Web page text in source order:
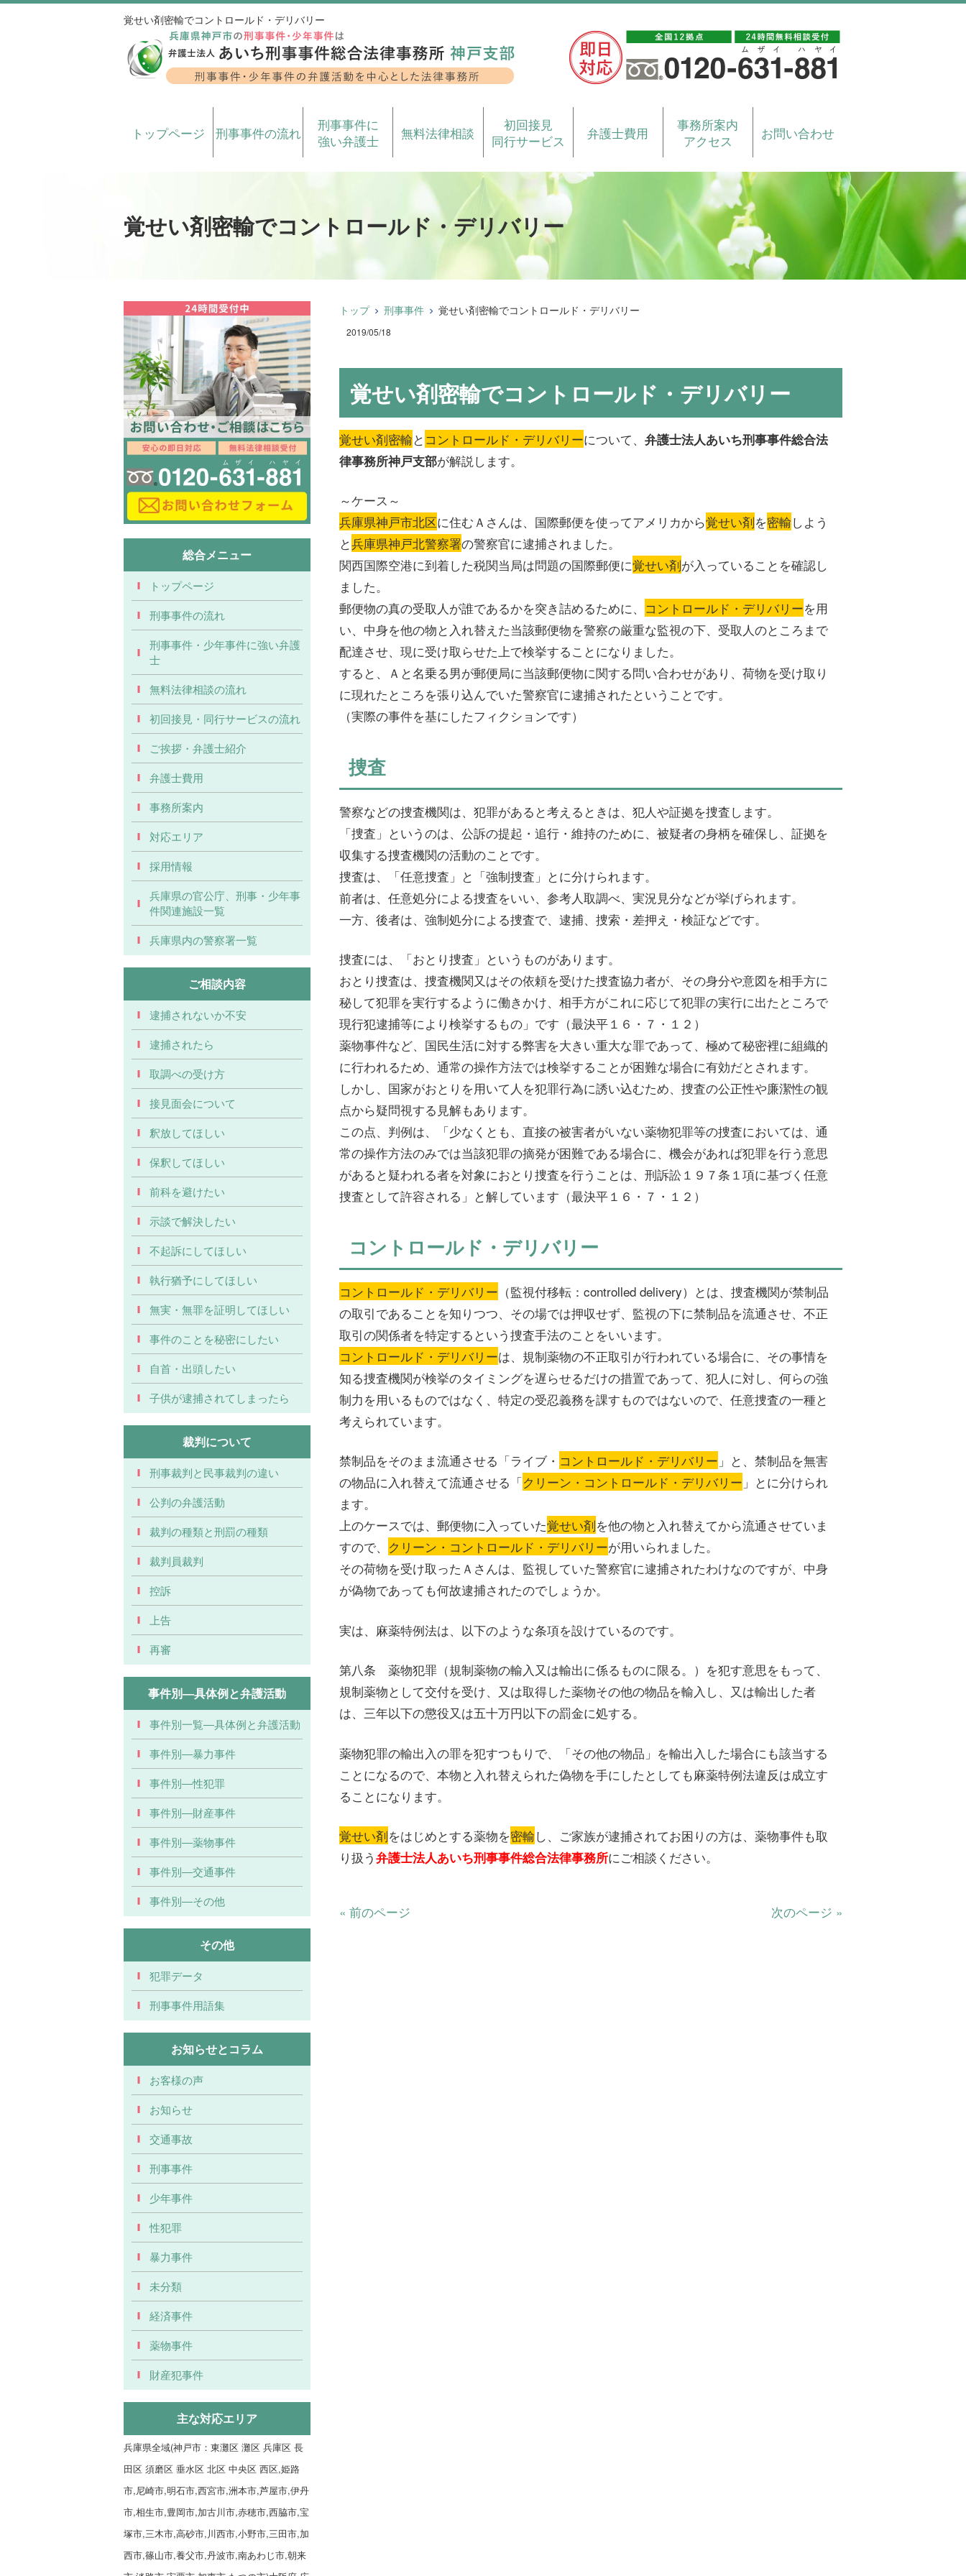
覚せい剤密輸でコントロールド・デリバリー
トップページ 刑事事件の流れ
刑事事件に
強い弁護士
無料法律相談
初回接見
同行サービス
弁護士費用
事務所案内
アクセス
お問い合わせ
覚せい剤密輸でコントロールド・デリバリー
トップ 刑事事件 覚せい剤密輸でコントロールド・デリバリー
2019/05/18
覚せい剤密輸でコントロールド・デリバリー
覚せい剤密輸と コントロールド・デリバリーについて、 弁護士法人あいち刑事事件総合法
律事務所神戸支部が解説します。
～ケース～
兵庫県神戸市北区に住むＡさんは、国際郵便を使ってアメリカから覚せい剤を密輸しよう
と兵庫県神戸北警察署の警察官に逮捕されました。
関西国際空港に到着した税関当局は問題の国際郵便に覚せい剤が入っていることを確認し
ました。
郵便物の真の受取人が誰であるかを突き詰めるために、 コントロールド・デリバリーを用
い、中身を他の物と入れ替えた当該郵便物を警察の厳重な監視の下、受取人のところまで
配達させ、現に受け取らせた上で検挙することになりました。
すると、Ａと名乗る男が郵便局に当該郵便物に関する問い合わせがあり、荷物を受け取り
に現れたところを張り込んでいた警察官に逮捕されたということです。
（実際の事件を基にしたフィクションです）
捜査
警察などの捜査機関は、犯罪があると考えるときは、犯人や証拠を捜査します。
「捜査」というのは、公訴の提起・追行・維持のために、被疑者の身柄を確保し、証拠を
収集する捜査機関の活動のことです。
捜査は、「任意捜査」と「強制捜査」とに分けられます。
前者は、任意処分による捜査をいい、参考人取調べ、実況見分などが挙げられます。
一方、後者は、強制処分による捜査で、逮捕、捜索・差押え・検証などです。
捜査には、「おとり捜査」というものがあります。
おとり捜査は、捜査機関又はその依頼を受けた捜査協力者が、その身分や意図を相手方に
秘して犯罪を実行するように働きかけ、相手方がこれに応じて犯罪の実行に出たところで
現行犯逮捕等により検挙するもの」です（最決平１６・７・１２）
薬物事件など、国民生活に対する弊害を大きい重大な罪であって、極めて秘密裡に組織的
に行われるため、通常の操作方法では検挙することが困難な場合に有効だとされます。
しかし、国家がおとりを用いて人を犯罪行為に誘い込むため、捜査の公正性や廉潔性の観
点から疑問視する見解もあります。
この点、判例は、「少なくとも、直接の被害者がいない薬物犯罪等の捜査においては、通
常の操作方法のみでは当該犯罪の摘発が困難である場合に、機会があれば犯罪を行う意思
があると疑われる者を対象におとり捜査を行うことは、刑訴訟１９７条１項に基づく任意
捜査として許容される」と解しています（最決平１６・７・１２）
コントロールド・デリバリー
コントロールド・デリバリー （監視付移転：controlled delivery）とは、捜査機関が禁制品
の取引であることを知りつつ、その場では押収せず、監視の下に禁制品を流通させ、不正
取引の関係者を特定するという捜査手法のことをいいます。
コントロールド・デリバリーは、規制薬物の不正取引が行われている場合に、その事情を
知る捜査機関が検挙のタイミングを遅らせるだけの措置であって、犯人に対し、何らの強
制力を用いるものではなく、特定の受忍義務を課すものではないので、任意捜査の一種と
考えられています。
禁制品をそのまま流通させる「ライブ・ コントロールド・デリバリー 」と、禁制品を無害
の物品に入れ替えて流通させる「クリーン・コントロールド・デリバリー 」とに分けられ
ます。
上のケースでは、郵便物に入っていた覚せい剤を他の物と入れ替えてから流通させていま
すので、 クリーン・コントロールド・デリバリーが用いられました。
その荷物を受け取ったＡさんは、監視していた警察官に逮捕されたわけなのですが、中身
が偽物であっても何故逮捕されたのでしょうか。
実は、麻薬特例法は、以下のような条項を設けているのです。
第八条 薬物犯罪（規制薬物の輸入又は輸出に係るものに限る。）を犯す意思をもって、
規制薬物として交付を受け、又は取得した薬物その他の物品を輸入し、又は輸出した者
は、三年以下の懲役又は五十万円以下の罰金に処する。
薬物犯罪の輸出入の罪を犯すつもりで、「その他の物品」を輸出入した場合にも該当する
ことになるので、本物と入れ替えられた偽物を手にしたとしても麻薬特例法違反は成立す
ることになります。
覚せい剤をはじめとする薬物を密輸し、ご家族が逮捕されてお困りの方は、薬物事件も取
り扱う弁護士法人あいち刑事事件総合法律事務所にご相談ください。
« 前のページ 次のページ »
総合メニュー
トップページ
刑事事件の流れ
刑事事件・少年事件に強い弁護
士
無料法律相談の流れ
初回接見・同行サービスの流れ
ご挨拶・弁護士紹介
弁護士費用
事務所案内
対応エリア
採用情報
兵庫県の官公庁、刑事・少年事
件関連施設一覧
兵庫県内の警察署一覧
ご相談内容
逮捕されないか不安
逮捕されたら
取調べの受け方
接見面会について
釈放してほしい
保釈してほしい
前科を避けたい
示談で解決したい
不起訴にしてほしい
執行猶予にしてほしい
無実・無罪を証明してほしい
事件のことを秘密にしたい
自首・出頭したい
子供が逮捕されてしまったら
裁判について
刑事裁判と民事裁判の違い
公判の弁護活動
裁判の種類と刑罰の種類
裁判員裁判
控訴
上告
再審
事件別―具体例と弁護活動
事件別一覧―具体例と弁護活動
事件別―暴力事件
事件別―性犯罪
事件別―財産事件
事件別―薬物事件
事件別―交通事件
事件別―その他
その他
犯罪データ
刑事事件用語集
お知らせとコラム
お客様の声
お知らせ
交通事故
刑事事件
少年事件
性犯罪
暴力事件
未分類
経済事件
薬物事件
財産犯事件
主な対応エリア
兵庫県全域(神戸市：東灘区 灘区 兵庫区 長
田区 須磨区 垂水区 北区 中央区 西区,姫路
市,尼崎市,明石市,西宮市,洲本市,芦屋市,伊丹
市,相生市,豊岡市,加古川市,赤穂市,西脇市,宝
塚市,三木市,高砂市,川西市,小野市,三田市,加
西市,篠山市,養父市,丹波市,南あわじ市,朝来